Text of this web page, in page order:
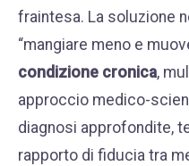
fraintesa. La soluzione
“mangiare meno e
condizione cronica,
approccio medico-
diagnosi approfondite,
rapporto di fiducia tra